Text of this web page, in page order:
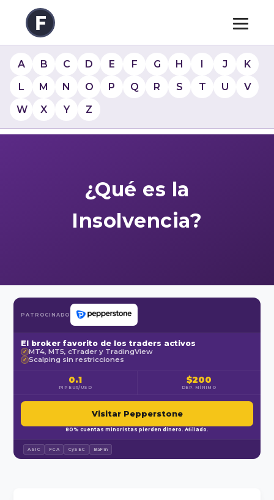
A B C D E F G H I J
K
L
M N O P Q R S T U
V
W
X Y Z
¿Qué es la
Insolvencia?
PATROCINADO
El broker favorito de los traders activos
✓ MT4, MT5, cTrader y TradingView
✓ Scalping sin restricciones
0.1
PIP EUR/USD
$200
DEP. MÍNIMO
Visitar Pepperstone
80% cuentas minoristas pierden dinero. Afiliado.
ASIC FCA CySEC BaFin